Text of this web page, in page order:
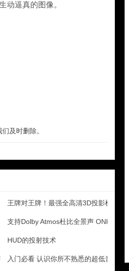
动逼真的图像。
及时删除。
王牌对王牌！最强全高清3D投影机对比
投影
支持Dolby Atmos杜比全景声 ONKYO T
系
HUD的投射技术
入门必看 认识你所不熟悉的超低音音箱